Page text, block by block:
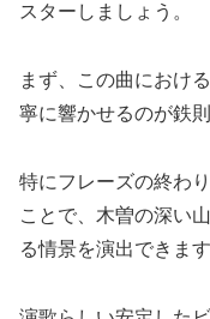
スターしましょう。
まず、この曲におけ
寧に響かせるのが鉄則
特にフレーズの終わ
ことで、木曽の深い
る情景を演出できます